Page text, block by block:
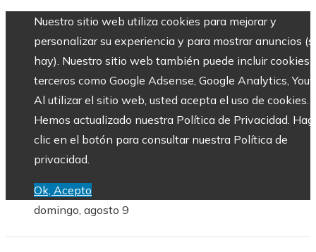
Nuestro sitio web utiliza cookies para mejorar y
personalizar su experiencia y para mostrar anuncios
hay). Nuestro sitio web también puede incluir cookies
terceros como Google Adsense, Google Analytics,
Al utilizar el sitio web, usted acepta el uso de cookies.
Hemos actualizado nuestra Política de Privacidad.
clic en el botón para consultar nuestra Política de
privacidad.
Ok, Acepto
domingo, agosto 9